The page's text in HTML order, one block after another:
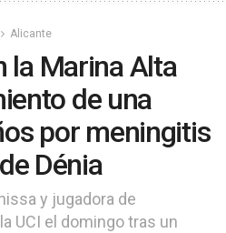
Alicante
la Marina Alta
de una
por meningitis
Dénia
y jugadora de
UCI el domingo tras un